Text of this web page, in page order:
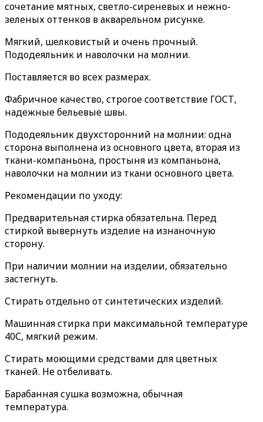
сочетание мятных, светло-сиреневых и нежно-
зеленых оттенков в акварельном рисунке.
Мягкий, шелковистый и очень прочный.
Пододеяльник и наволочки на молнии.
Поставляется во всех размерах.
Фабричное качество, строгое соответствие ГОСТ,
надежные бельевые швы.
Пододеяльник двухсторонний на молнии: одна
сторона выполнена из основного цвета, вторая из
ткани-компаньона, простыня из компаньона,
наволочки на молнии из ткани основного цвета.
Рекомендации по уходу:
Предварительная стирка обязательна. Перед
стиркой вывернуть изделие на изнаночную
сторону.
При наличии молнии на изделии, обязательно
застегнуть.
Стирать отдельно от синтетических изделий.
Машинная стирка при максимальной температуре
40С, мягкий режим.
Стирать моющими средствами для цветных
тканей. Не отбеливать.
Барабанная сушка возможна, обычная
температура.